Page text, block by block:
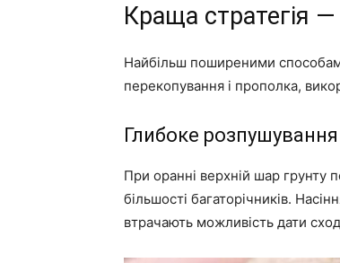
Краща стратегія
Найбільш поширеними
перекопування і прополка,
Глибоке розпушування
При оранні верхній шар грунту
більшості багаторічників.
втрачають можливість дати